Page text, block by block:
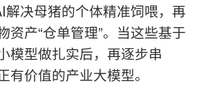
解决母猪的个体精准饲喂，再
资产“仓单管理”。当这些基于
模型做扎实后，再逐步串
有价值的产业大模型。